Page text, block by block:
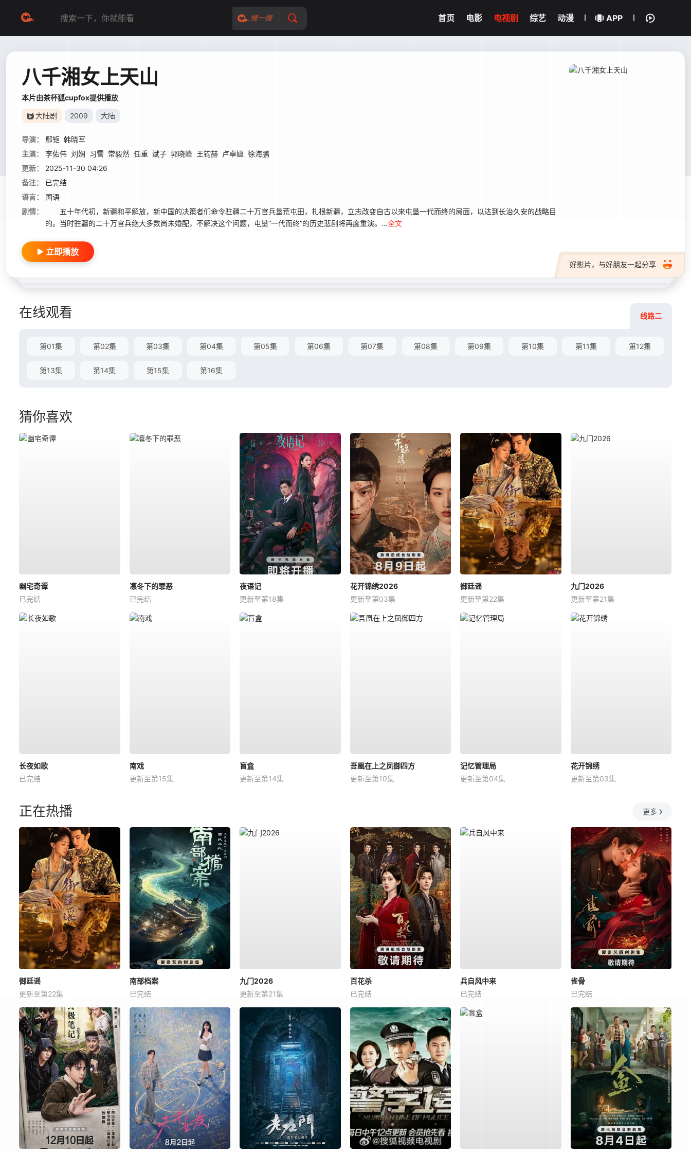
搜一搜 首页 电影 电视剧 综艺 动漫 APP
八千湘女上天山
本片由茶杯狐cupfox提供播放
大陆剧 2009 大陆
导演： 鄢钷 韩晓军
主演：
李佑伟 刘娴 习雪 常毅然 任重 斌子 郭晓峰 王钧赫 卢卓婕 徐海鹏
更新：
2025-11-30 04:26
备注：
已完结
语言：
国语
剧情：
五十年代初，新疆和平解放，新中国的决策者们命令驻疆二十万官兵垦荒屯田，扎根新疆，立志改变自古以来屯垦一代而终的局面，以达到长治久安的战略目
的。当时驻疆的二十万官兵绝大多数尚未婚配，不解决这个问题，屯垦“一代而终”的历史悲剧将再度重演。...全文
好影片，与好朋友一起分享
立即播放
在线观看 线路二
第01集 第02集 第03集 第04集 第05集 第06集 第07集 第08集 第09集 第10集 第11集 第12集
第13集 第14集 第15集 第16集
猜你喜欢
幽宅奇谭
已完结
凛冬下的罪恶
已完结
夜语记
更新至第18集
花开锦绣2026
更新至第03集
御廷谣
更新至第22集
九门2026
更新至第21集
长夜如歌
已完结
南戏
更新至第15集
盲盒
更新至第14集
吾凰在上之凤御四方
更新至第10集
记忆管理局
更新至第04集
花开锦绣
更新至第03集
正在热播 更多
御廷谣
更新至第22集
南部档案
已完结
九门2026
更新至第21集
百花杀
已完结
兵自风中来
已完结
雀骨
已完结